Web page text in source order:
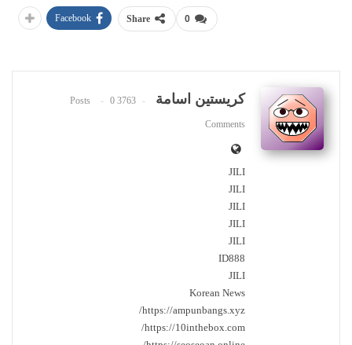
0
Share
Facebook
كريستين اسامة 3763 Posts
0
Comments
JILI
JILI
JILI
JILI
JILI
ID888
JILI
Korean News
https://ampunbangs.xyz/
https://10inthebox.com/